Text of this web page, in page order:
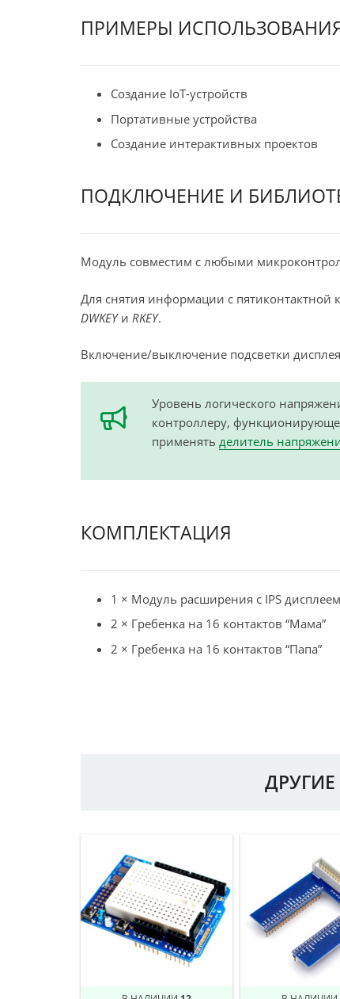
ПРИМЕРЫ
Создание IoT-устройств
Портативные устройства
Создание интерактивных проектов
ПОДКЛЮЧЕНИЕ И
Модуль совместим с любыми
Для снятия информации с
DWKEYи RKEY.
Включение/выключение подсветки
Уровень логического
контроллеру,
применять делитель
КОМПЛЕКТАЦИЯ
1 × Модуль расширения с IPS
2 × Гребенка на 16 контактов “Мама”
2 × Гребенка на 16 контактов “Папа”